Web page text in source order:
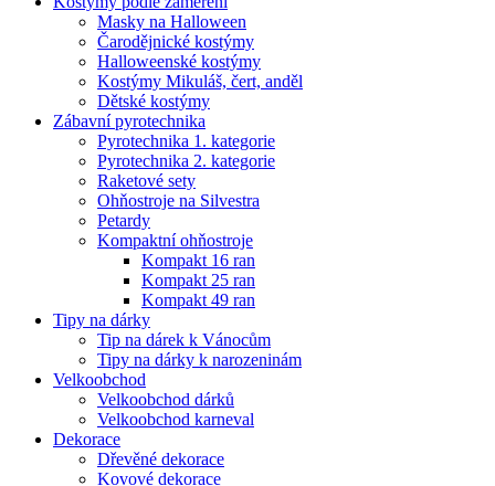
Masky na Halloween
Čarodějnické kostýmy
Halloweenské kostýmy
Kostýmy Mikuláš, čert, anděl
Dětské kostýmy
Zábavní pyrotechnika
Pyrotechnika 1. kategorie
Pyrotechnika 2. kategorie
Raketové sety
Ohňostroje na Silvestra
Petardy
Kompaktní ohňostroje
Kompakt 16 ran
Kompakt 25 ran
Kompakt 49 ran
Tipy na dárky
Tip na dárek k Vánocům
Tipy na dárky k narozeninám
Velkoobchod
Velkoobchod dárků
Velkoobchod karneval
Dekorace
Dřevěné dekorace
Kovové dekorace